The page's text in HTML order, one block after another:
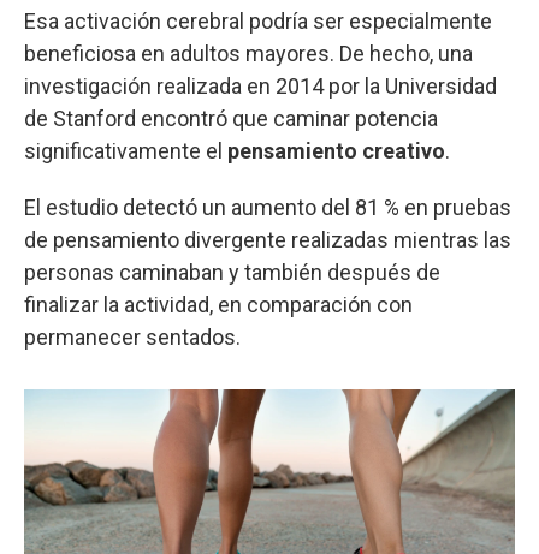
Esa activación cerebral podría ser especialmente
beneficiosa en adultos mayores. De hecho, una
investigación realizada en 2014 por la Universidad
de Stanford encontró que caminar potencia
significativamente el pensamiento creativo.
El estudio detectó un aumento del 81 % en pruebas
de pensamiento divergente realizadas mientras las
personas caminaban y también después de
finalizar la actividad, en comparación con
permanecer sentados.